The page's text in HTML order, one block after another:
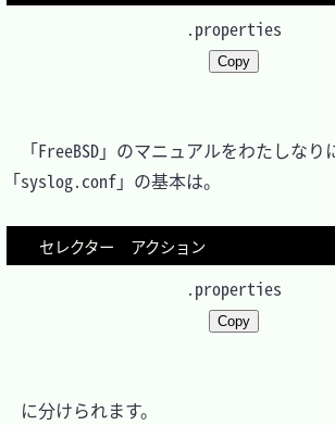
.properties
Copy
「FreeBSD」のマニュアルをわたしなり
「syslog.conf」の基本は。
.properties
Copy
に分けられます。